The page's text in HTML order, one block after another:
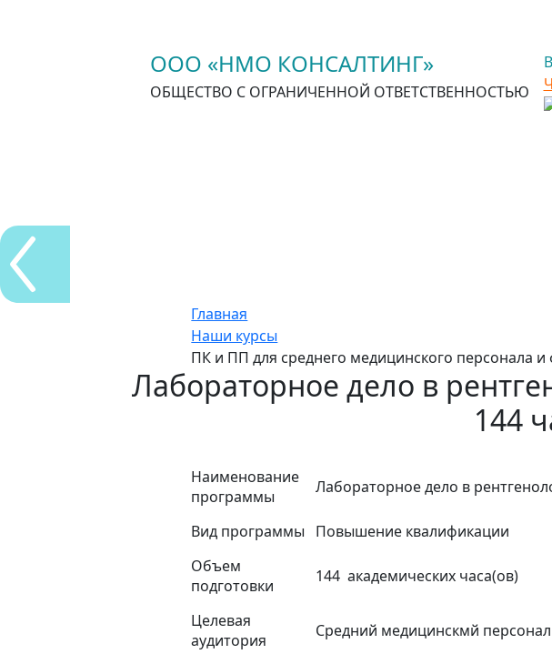
ООО «НМО КОНСАЛТИНГ»
ОБЩЕСТВО С ОГРАНИЧЕННОЙ ОТВЕТСТВЕННОСТЬЮ
Главная
Наши курсы
ПК и ПП для среднего медицинского персонала
Лабораторное дело в
144
Наименование
программы
Лабораторное дело в
Вид программы
Повышение квалификации
Объем
подготовки
144 академических часа(ов)
Целевая
аудитория
Средний медицинскмй персонал